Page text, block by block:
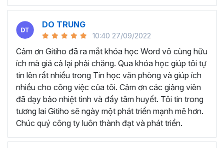
những người làm kế toán và hành chính nhân sự thường
các tài liệu liên quan trên Microsoft Word.
KHÓA HỌC TUYỆT ĐỈNH
WORD DÀNH CHO AI?
Bất kể ai đang có mong muốn học về Microsoft Word,
khóa học này đều phù hợp dù bạn làm việc ở lĩnh vực hay
ngành nghề nào:
Sinh viên, học sinh muốn dùng Word để làm đồ án,
luận văn.
DO TRUNG
10:40 27/09/2022
Cảm ơn Gitiho đã ra mắt khóa học Word vô cùng hữu
ích mà giá cả lại phải chăng. Qua khóa học giúp tôi tự
tin lên rất nhiều trong Tin học văn phòng và giúp ích
nhiều cho công việc của tôi. Cảm ơn các giảng viên
đã dạy bảo nhiệt tình và đầy tâm huyết. Tôi tin trong
tương lai Gitiho sẽ ngày một phát triển mạnh mẽ hơn.
Chúc quý công ty luôn thành đạt và phát triển.